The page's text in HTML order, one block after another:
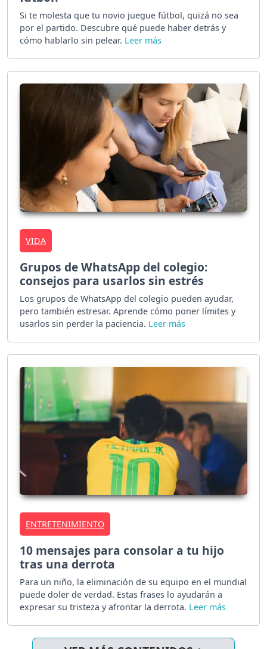
Si te molesta que tu novio juegue fútbol, quizá no sea
por el partido. Descubre qué puede haber detrás y
cómo hablarlo sin pelear.
VIDA
Grupos de WhatsApp del colegio:
consejos para usarlos sin estrés
Los grupos de WhatsApp del colegio pueden ayudar,
pero también estresar. Aprende cómo poner límites y
usarlos sin perder la paciencia.
ENTRETENIMIENTO
10 mensajes para consolar a tu hijo
tras una derrota
Para un niño, la eliminación de su equipo en el mundial
puede doler de verdad. Estas frases lo ayudarán a
expresar su tristeza y afrontar la derrota.